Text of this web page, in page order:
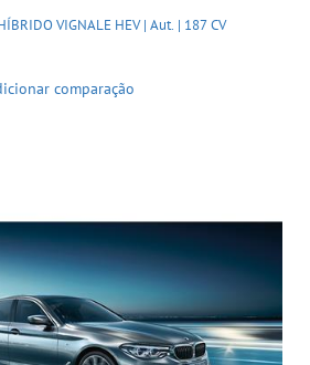
VIGNALE HEV | Aut. | 187 CV
comparação